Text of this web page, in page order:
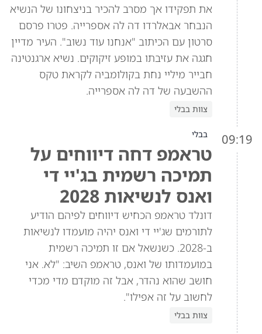
את תפקידו אך מסרב להכיר בניצחונו של הנשיא
הנבחר אבאלרדו דה לה אספרייה. פטרו פרסם
סרטון עם הכיתוב "אנחנו עוד נשוב". העיר מדיין
חגגה את עזיבתו במופע זיקוקים. נשיא ארגנטינה
חבייר מיליי נחת בקולומביה לקראת טקס
ההשבעה של דה לה אספרייה.
צוות בבלי
09:19 בבלי
טראמפ דחה דיווחים על
תמיכה רשמית בג'יי די
ואנס לנשיאות 2028
דונלד טראמפ הכחיש דיווחים לפיהם הודיע
לתורמים שג'יי די ואנס יהיה מועמדו לנשיאות
ב-2028. כשנשאל אם זו תמיכה רשמית
במועמדותו של ואנס, טראמפ השיב: "לא. אני
חושב שהוא נהדר, אבל זה מוקדם מדי מכדי
לחשוב על זה אפילו".
צוות בבלי